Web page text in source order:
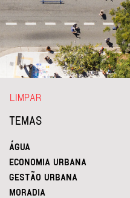
TEMAS
ÁGUA
ECONOMIA URBANA
GESTÃO URBANA
MORADIA
LIMPAR